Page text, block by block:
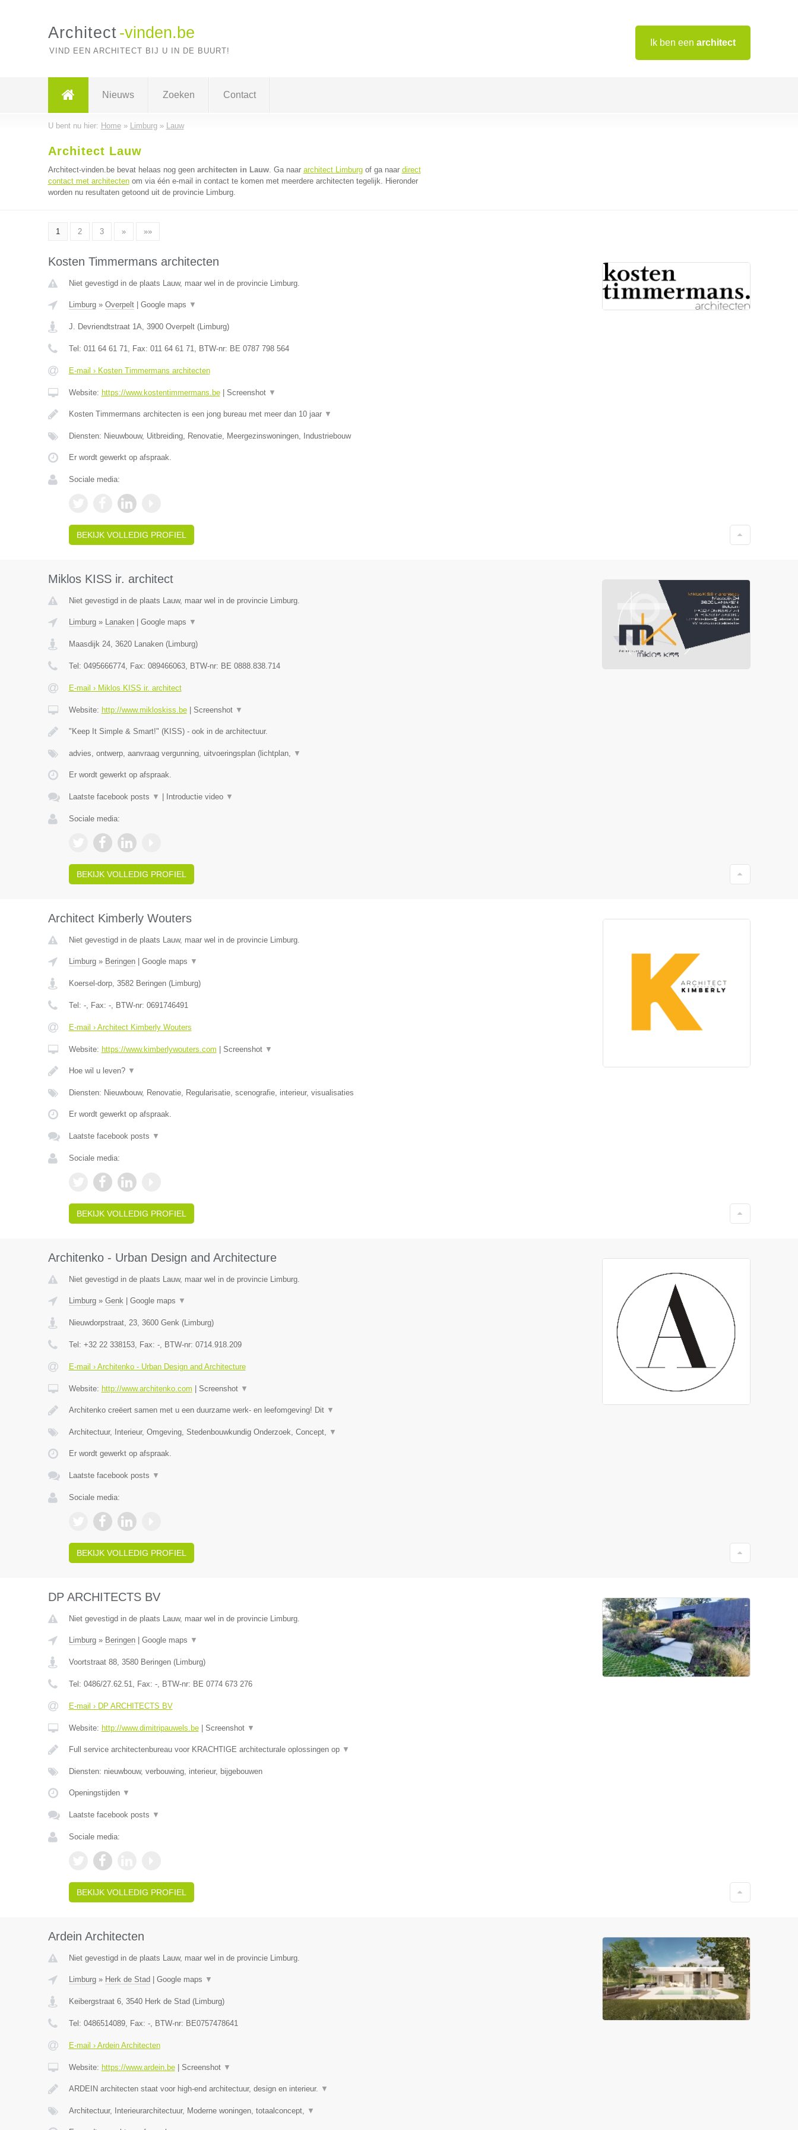
Ik ben een architect
Architect -vinden.be
VIND EEN ARCHITECT BIJ U IN DE BUURT!
Nieuws Zoeken Contact
U bent nu hier: Home» Limburg» Lauw
Architect Lauw
Architect-vinden.be bevat helaas nog geen architecten in Lauw. Ga naar architect Limburgof ga naar direct
contact met architectenom via één e-mail in contact te komen met meerdere architecten tegelijk. Hieronder
worden nu resultaten getoond uit de provincie Limburg.
1 2 3 » »»
Kosten Timmermans architecten
Niet gevestigd in de plaats Lauw, maar wel in de provincie Limburg.
Limburg» Overpelt| Google maps ▼
J. Devriendtstraat 1A, 3900 Overpelt(Limburg)
Tel: 011 64 61 71, Fax: 011 64 61 71, BTW-nr: BE 0787 798 564
E-mail › Kosten Timmermans architecten
Website: https://www.kostentimmermans.be| Screenshot ▼
Kosten Timmermans architecten is een jong bureau met meer dan 10 jaar ▼
Diensten: Nieuwbouw, Uitbreiding, Renovatie, Meergezinswoningen, Industriebouw
Er wordt gewerkt op afspraak.
Sociale media:
BEKIJK VOLLEDIG PROFIEL
Miklos KISS ir. architect
Niet gevestigd in de plaats Lauw, maar wel in de provincie Limburg.
Limburg» Lanaken| Google maps ▼
Maasdijk 24, 3620 Lanaken(Limburg)
Tel: 0495666774, Fax: 089466063, BTW-nr: BE 0888.838.714
E-mail › Miklos KISS ir. architect
Website: http://www.mikloskiss.be| Screenshot ▼
"Keep It Simple & Smart!" (KISS) - ook in de architectuur.
advies, ontwerp, aanvraag vergunning, uitvoeringsplan (lichtplan, ▼
Er wordt gewerkt op afspraak.
Laatste facebook posts ▼ Introductie video ▼
Sociale media:
BEKIJK VOLLEDIG PROFIEL
Architect Kimberly Wouters
Niet gevestigd in de plaats Lauw, maar wel in de provincie Limburg.
Limburg» Beringen| Google maps ▼
Koersel-dorp, 3582 Beringen(Limburg)
Tel: -, Fax: -, BTW-nr: 0691746491
E-mail › Architect Kimberly Wouters
Website: https://www.kimberlywouters.com Screenshot ▼
Hoe wil u leven? ▼
Diensten: Nieuwbouw, Renovatie, Regularisatie, scenografie, interieur, visualisaties
Er wordt gewerkt op afspraak.
Laatste facebook posts ▼
Sociale media:
BEKIJK VOLLEDIG PROFIEL
Architenko - Urban Design and Architecture
Niet gevestigd in de plaats Lauw, maar wel in de provincie Limburg.
Limburg» Genk| Google maps ▼
Nieuwdorpstraat, 23, 3600 Genk(Limburg)
Tel: +32 22 338153, Fax: -, BTW-nr: 0714.918.209
E-mail › Architenko - Urban Design and Architecture
Website: http://www.architenko.com Screenshot ▼
Architenko creëert samen met u een duurzame werk- en leefomgeving! Dit ▼
Architectuur, Interieur, Omgeving, Stedenbouwkundig Onderzoek, Concept, ▼
Er wordt gewerkt op afspraak.
Laatste facebook posts ▼
Sociale media:
BEKIJK VOLLEDIG PROFIEL
DP ARCHITECTS BV
Niet gevestigd in de plaats Lauw, maar wel in de provincie Limburg.
Limburg» Beringen| Google maps ▼
Voortstraat 88, 3580 Beringen(Limburg)
Tel: 0486/27.62.51, Fax: -, BTW-nr: BE 0774 673 276
E-mail › DP ARCHITECTS BV
Website: http://www.dimitripauwels.be| Screenshot ▼
Full service architectenbureau voor KRACHTIGE architecturale oplossingen op ▼
Diensten: nieuwbouw, verbouwing, interieur, bijgebouwen
Openingstijden ▼
Laatste facebook posts ▼
Sociale media:
BEKIJK VOLLEDIG PROFIEL
Ardein Architecten
Niet gevestigd in de plaats Lauw, maar wel in de provincie Limburg.
Limburg» Herk de Stad Google maps ▼
Keibergstraat 6, 3540 Herk de Stad (Limburg)
Tel: 0486514089, Fax: -, BTW-nr: BE0757478641
E-mail › Ardein Architecten
Website: https://www.ardein.be| Screenshot ▼
ARDEIN architecten staat voor high-end architectuur, design en interieur. ▼
Architectuur, Interieurarchitectuur, Moderne woningen, totaalconcept, ▼